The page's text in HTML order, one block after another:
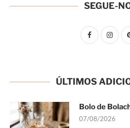
SEGUE-
ÚLTIMOS
Bolo de
07/08/2026